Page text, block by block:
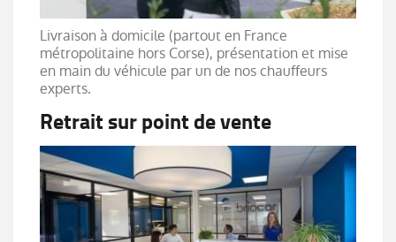
Livraison à domicile (partout en France
métropolitaine hors Corse), présentation et mise
en main du véhicule par un de nos chauffeurs
experts.
Retrait sur point de vente